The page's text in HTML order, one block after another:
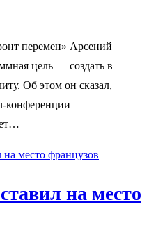
перемен» Арсений
цель — создать в
Об этом он сказал,
конференции
на место